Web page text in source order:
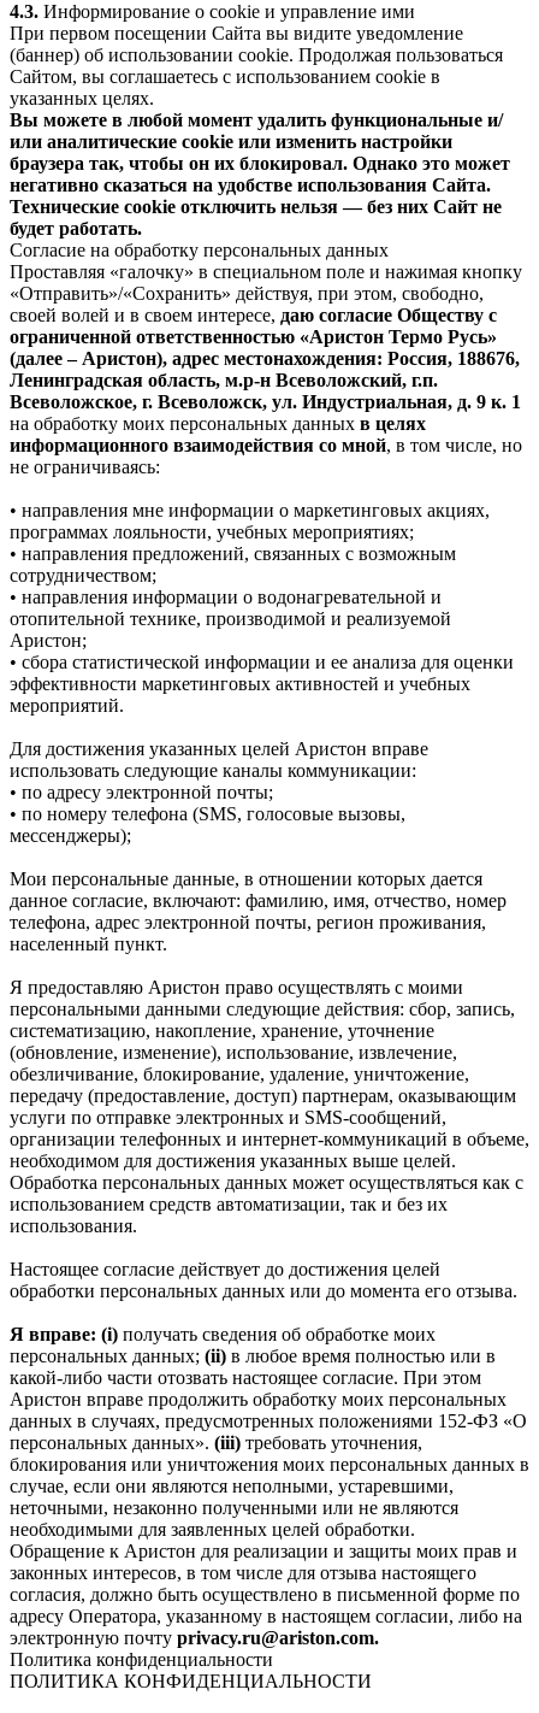
4.3. Информирование о cookie и управление ими
При первом посещении Сайта вы видите уведомление
(баннер) об использовании cookie. Продолжая пользоваться
Сайтом, вы соглашаетесь с использованием cookie в
указанных целях.
Вы можете в любой момент удалить функциональные и/
или аналитические cookie или изменить настройки
браузера так, чтобы он их блокировал. Однако это может
негативно сказаться на удобстве использования Сайта.
Технические cookie отключить нельзя — без них Сайт не
будет работать.
Согласие на обработку персональных данных
Проставляя «галочку» в специальном поле и нажимая кнопку
«Отправить»/«Сохранить» действуя, при этом, свободно,
своей волей и в своем интересе, даю согласие Обществу с
ограниченной ответственностью «Аристон Термо Русь»
(далее – Аристон), адрес местонахождения: Россия, 188676,
Ленинградская область, м.р-н Всеволожский, г.п.
Всеволожское, г. Всеволожск, ул. Индустриальная, д. 9 к. 1
на обработку моих персональных данных в целях
информационного взаимодействия со мной, в том числе, но
не ограничиваясь:
• направления мне информации о маркетинговых акциях,
программах лояльности, учебных мероприятиях;
• направления предложений, связанных с возможным
сотрудничеством;
• направления информации о водонагревательной и
отопительной технике, производимой и реализуемой
Аристон;
• сбора статистической информации и ее анализа для оценки
эффективности маркетинговых активностей и учебных
мероприятий.
Для достижения указанных целей Аристон вправе
использовать следующие каналы коммуникации:
• по адресу электронной почты;
• по номеру телефона (SMS, голосовые вызовы,
мессенджеры);
Мои персональные данные, в отношении которых дается
данное согласие, включают: фамилию, имя, отчество, номер
телефона, адрес электронной почты, регион проживания,
населенный пункт.
Я предоставляю Аристон право осуществлять с моими
персональными данными следующие действия: сбор, запись,
систематизацию, накопление, хранение, уточнение
(обновление, изменение), использование, извлечение,
обезличивание, блокирование, удаление, уничтожение,
передачу (предоставление, доступ) партнерам, оказывающим
услуги по отправке электронных и SMS‑сообщений,
организации телефонных и интернет‑коммуникаций в объеме,
необходимом для достижения указанных выше целей.
Обработка персональных данных может осуществляться как с
использованием средств автоматизации, так и без их
использования.
Настоящее согласие действует до достижения целей
обработки персональных данных или до момента его отзыва.
Я вправе: (i) получать сведения об обработке моих
персональных данных; (ii) в любое время полностью или в
какой-либо части отозвать настоящее согласие. При этом
Аристон вправе продолжить обработку моих персональных
данных в случаях, предусмотренных положениями 152-ФЗ «О
персональных данных». (iii) требовать уточнения,
блокирования или уничтожения моих персональных данных в
случае, если они являются неполными, устаревшими,
неточными, незаконно полученными или не являются
необходимыми для заявленных целей обработки.
Обращение к Аристон для реализации и защиты моих прав и
законных интересов, в том числе для отзыва настоящего
согласия, должно быть осуществлено в письменной форме по
адресу Оператора, указанному в настоящем согласии, либо на
электронную почту privacy.ru@ariston.com.
Политика конфиденциальности
ПОЛИТИКА КОНФИДЕНЦИАЛЬНОСТИ